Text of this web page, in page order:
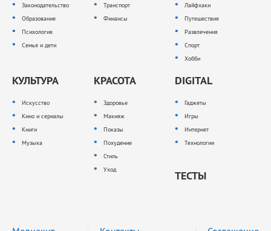
Законодательство
Образование
Психология
Семья и дети
Транспорт
Финансы
Лайфхаки
Путешествия
Развлечения
Спорт
Хобби
КУЛЬТУРА
Искусство
Кино и сериалы
Книги
Музыка
КРАСОТА
Здоровье
Макияж
Показы
Похудение
Стиль
Уход
DIGITAL
Гаджеты
Игры
Интернет
Технологии
ТЕСТЫ